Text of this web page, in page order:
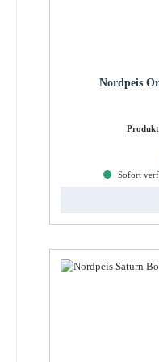
Nordpeis
Sofort